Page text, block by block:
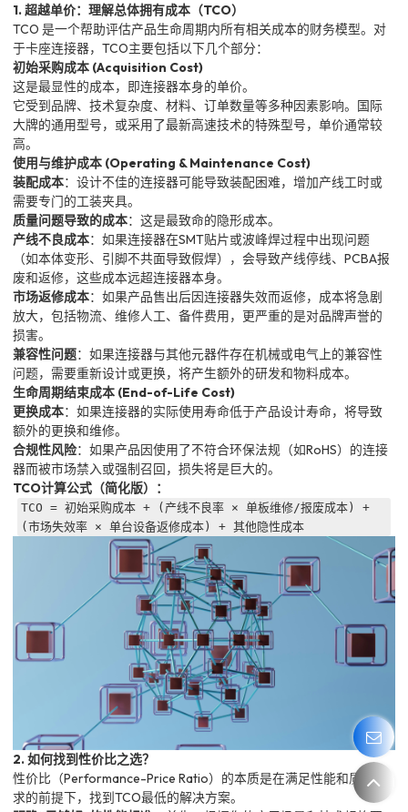
1. 超越单价：理解总体拥有成本（TCO）
TCO 是一个帮助评估产品生命周期内所有相关成本的财务模型。对
于卡座连接器，TCO主要包括以下几个部分：
初始采购成本 (Acquisition Cost)
这是最显性的成本，即连接器本身的单价。
它受到品牌、技术复杂度、材料、订单数量等多种因素影响。国际
大牌的通用型号，或采用了最新高速技术的特殊型号，单价通常较
高。
使用与维护成本 (Operating & Maintenance Cost)
装配成本：设计不佳的连接器可能导致装配困难，增加产线工时或
需要专门的工装夹具。
质量问题导致的成本：这是最致命的隐形成本。
产线不良成本：如果连接器在SMT贴片或波峰焊过程中出现问题
（如本体变形、引脚不共面导致假焊），会导致产线停线、PCBA报
废和返修，这些成本远超连接器本身。
市场返修成本：如果产品售出后因连接器失效而返修，成本将急剧
放大，包括物流、维修人工、备件费用，更严重的是对品牌声誉的
损害。
兼容性问题：如果连接器与其他元器件存在机械或电气上的兼容性
问题，需要重新设计或更换，将产生额外的研发和物料成本。
生命周期结束成本 (End-of-Life Cost)
更换成本：如果连接器的实际使用寿命低于产品设计寿命，将导致
额外的更换和维修。
合规性风险：如果产品因使用了不符合环保法规（如RoHS）的连接
器而被市场禁入或强制召回，损失将是巨大的。
TCO计算公式（简化版）：
TCO = 初始采购成本 + (产线不良率 × 单板维修/报废成本) +
(市场失效率 × 单台设备返修成本) + 其他隐性成本
2. 如何找到性价比之选？
性价比（Performance-Price Ratio）的本质是在满足性能和质量要
求的前提下，找到TCO最低的解决方案。